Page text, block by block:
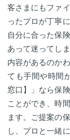
客さまにもファ
ったプロが丁寧
自分に合った保
あって迷ってし
内容があるのか
ても手間や時間
窓口】」なら保
ことができ、時
ます。ご提案の
し、プロと一緒